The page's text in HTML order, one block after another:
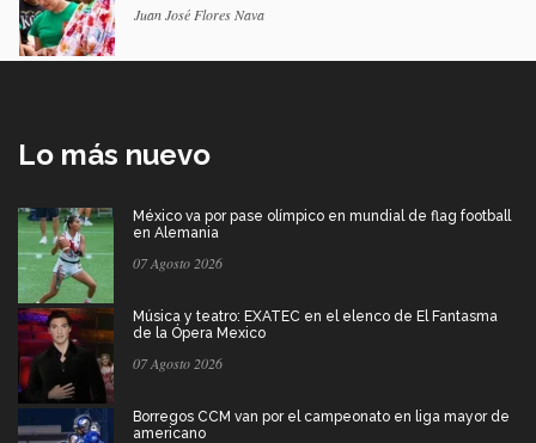
Juan José Flores Nava
Lo más nuevo
México va por pase olímpico en mundial de flag football
en Alemania
07 Agosto 2026
Música y teatro: EXATEC en el elenco de El Fantasma
de la Ópera Mexico
07 Agosto 2026
Borregos CCM van por el campeonato en liga mayor de
americano